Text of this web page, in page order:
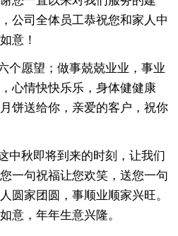
公司全体员工恭祝您和家人中
意！
个愿望；做事兢兢业业，事业
心情快快乐乐，身体健健康
饼送给你，亲爱的客户，祝你
中秋即将到来的时刻，让我们
一句祝福让您欢笑，送您一句
圆家团圆，事顺业顺家兴旺。
意，年年生意兴隆。